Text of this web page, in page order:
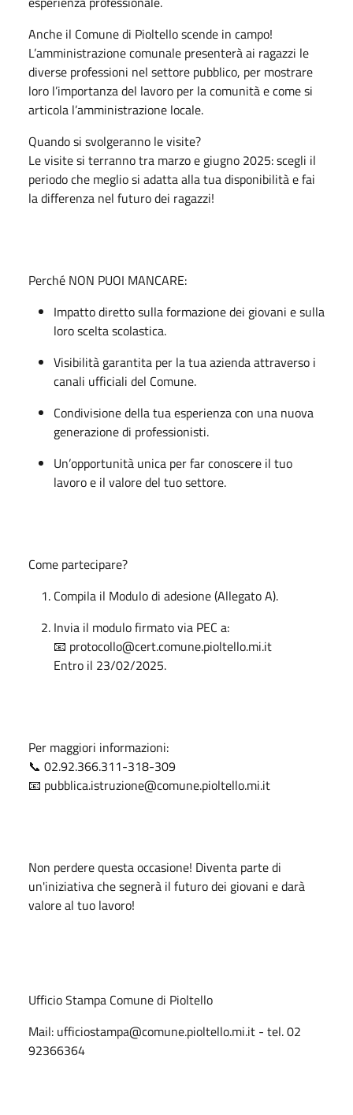
Anche il Comune di Pioltello scende in campo!
L’amministrazione comunale presenterà ai ragazzi le
diverse professioni nel settore pubblico, per mostrare
loro l’importanza del lavoro per la comunità e come si
articola l’amministrazione locale.
Quando si svolgeranno le visite?
Le visite si terranno tra marzo e giugno 2025: scegli il
periodo che meglio si adatta alla tua disponibilità e fai
la differenza nel futuro dei ragazzi!
Perché NON PUOI MANCARE:
Impatto diretto sulla formazione dei giovani e sulla
loro scelta scolastica.
Visibilità garantita per la tua azienda attraverso i
canali ufficiali del Comune.
Condivisione della tua esperienza con una nuova
generazione di professionisti.
Un’opportunità unica per far conoscere il tuo
lavoro e il valore del tuo settore.
Come partecipare?
Compila il Modulo di adesione (Allegato A).
Invia il modulo firmato via PEC a:
📧 protocollo@cert.comune.pioltello.mi.it
Entro il 23/02/2025.
Per maggiori informazioni:
📞 02.92.366.311-318-309
📧 pubblica.istruzione@comune.pioltello.mi.it
Non perdere questa occasione! Diventa parte di
un'iniziativa che segnerà il futuro dei giovani e darà
valore al tuo lavoro!
Ufficio Stampa Comune di Pioltello
Mail: ufficiostampa@comune.pioltello.mi.it - tel. 02
92366364